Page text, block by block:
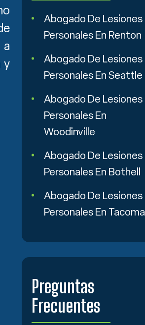
a
y
Abogado De Lesiones
Personales En Renton
Abogado De Lesiones
Personales En Seattle
Abogado De Lesiones
Personales En
Woodinville
Abogado De Lesiones
Personales En Bothell
Abogado De Lesiones
Personales En Tacoma
Preguntas
Frecuentes